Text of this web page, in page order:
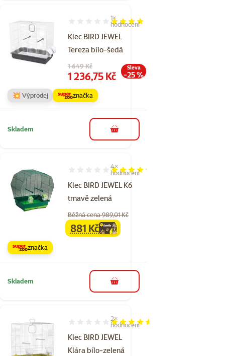
Klec BIRD JEWEL
Tereza bílo-šedá
Hodnocení 80%, počet hodnocení: 1
1×
hodnocení
Původní cena
1 649 Kč
Cena
1 236,75 Kč
Sleva
-25 %
💥 Výprodej značka
Skladem do košíku
Klec BIRD JEWEL K6
tmavě zelená
Hodnocení 85%, počet hodnocení: 4
4×
hodnocení
Běžná cena 989,01 Kč
familycena
881 Kč
značka
Skladem do košíku
Klec BIRD JEWEL
Klára bílo-zelená
Hodnocení 90%, počet hodnocení: 2
2×
hodnocení